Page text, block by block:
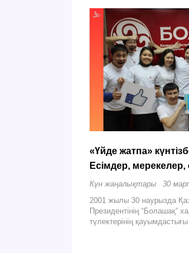
«Үйде жатпа»
Есімдер, мерекелер,
Күн жаңалықтары
30
2001 жылы 30 наурызда
Президентінің “Болашақ”
түлектерінің